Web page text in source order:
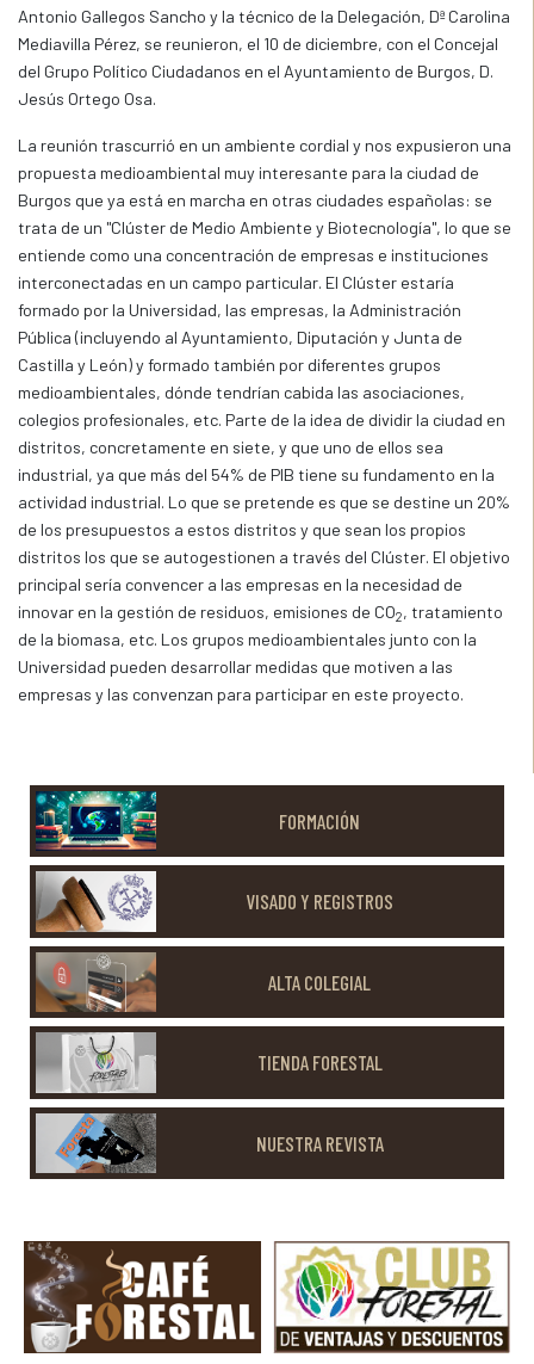
Antonio Gallegos Sancho y la técnico de la Delegación, Dª Carolina
Mediavilla Pérez, se reunieron, el 10 de diciembre, con el Concejal
del Grupo Político Ciudadanos en el Ayuntamiento de Burgos, D.
Jesús Ortego Osa.
La reunión trascurrió en un ambiente cordial y nos expusieron una
propuesta medioambiental muy interesante para la ciudad de
Burgos que ya está en marcha en otras ciudades españolas: se
trata de un "Clúster de Medio Ambiente y Biotecnología", lo que se
entiende como una concentración de empresas e instituciones
interconectadas en un campo particular. El Clúster estaría
formado por la Universidad, las empresas, la Administración
Pública (incluyendo al Ayuntamiento, Diputación y Junta de
Castilla y León) y formado también por diferentes grupos
medioambientales, dónde tendrían cabida las asociaciones,
colegios profesionales, etc. Parte de la idea de dividir la ciudad en
distritos, concretamente en siete, y que uno de ellos sea
industrial, ya que más del 54% de PIB tiene su fundamento en la
actividad industrial. Lo que se pretende es que se destine un 20%
de los presupuestos a estos distritos y que sean los propios
distritos los que se autogestionen a través del Clúster. El objetivo
principal sería convencer a las empresas en la necesidad de
innovar en la gestión de residuos, emisiones de CO2, tratamiento
de la biomasa, etc. Los grupos medioambientales junto con la
Universidad pueden desarrollar medidas que motiven a las
empresas y las convenzan para participar en este proyecto.
FORMACIÓN
VISADO Y REGISTROS
ALTA COLEGIAL
TIENDA FORESTAL
NUESTRA REVISTA